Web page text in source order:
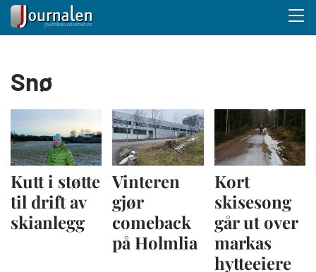
hovedinnhold
Snø
Kutt i støtte
til drift av
skianlegg
Vinteren
gjør
comeback
på Holmlia
Kort
skisesong
går ut over
markas
hytteeiere